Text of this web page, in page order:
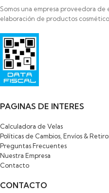
Somos una empresa proveedora de
elaboración de productos
PAGINAS DE INTERES
Calculadora de Velas
Políticas de Cambios, Envíos &
Preguntas Frecuentes
Nuestra Empresa
Contacto
CONTACTO